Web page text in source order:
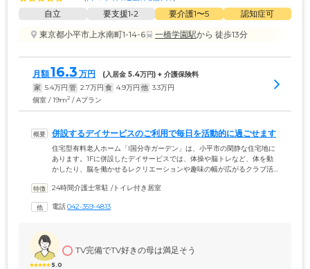
自立 要支援1•2 要介護1〜5
認知症可
東京都小平市上水南町1-14-6
一橋学園駅から 徒歩13分
月額16.3 万円 (入居金 5.4万円) + 介護保険料
家 5.4万円 管 2.7万円 食 4.9万円 他 3.3万円
個室 / 19m2 / Aプラン
併設するデイサービスのご利用で毎日を活動的に過ごせます
住宅型有料老人ホーム「l国分寺ガーデン」は、小平市の閑静な住宅地に
あります。1Fに併設したデイサービスでは、体操や脳トレなど、体を動
かしたり、脳を働かせるレクリエーションや趣味の幅が広がるクラブ活
か、専門スタッフによる機能訓練やリハビリも実施。ご入居者様お一人
練やリハビリが可能です。また当ホームでは日課を作ることで生活リズ
24時間介護士常駐 /トイレ付き居室
電話042-359-4813
5.0
TV完備でTV好きの母は満足そう